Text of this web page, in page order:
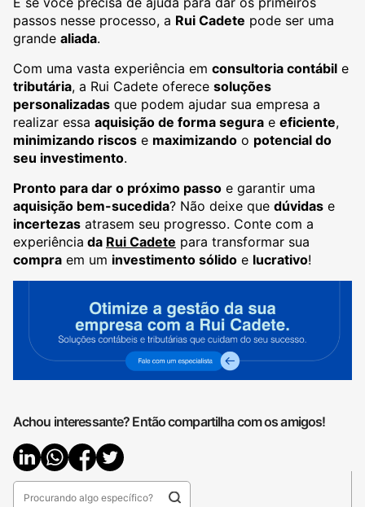
passos nesse processo, a Rui Cadete pode ser uma
grande aliada.
Com uma vasta experiência em consultoria contábil e
tributária, a Rui Cadete oferece soluções
personalizadas que podem ajudar sua empresa a
realizar essa aquisição de forma segura e eficiente,
minimizando riscos e maximizando o potencial do
seu investimento.
Pronto para dar o próximo passo e garantir uma
aquisição bem-sucedida? Não deixe que dúvidas e
incertezas atrasem seu progresso. Conte com a
experiência da Rui Cadete para transformar sua
compra em um investimento sólido e lucrativo!
Achou interessante? Então compartilha com os amigos!